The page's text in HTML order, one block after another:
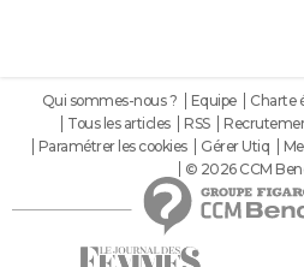
Qui sommes-nous ? Equipe Charte
Tous les articles
RSS
Paramétrer les cookies
Gérer Utiq
© 2026 CCM